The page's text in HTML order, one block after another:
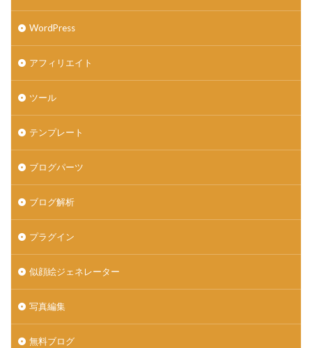
WordPress
アフィリエイト
ツール
テンプレート
ブログパーツ
ブログ解析
プラグイン
似顔絵ジェネレーター
写真編集
無料ブログ